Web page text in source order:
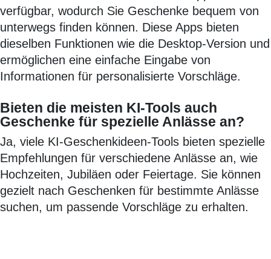
verfügbar, wodurch Sie Geschenke bequem von
unterwegs finden können. Diese Apps bieten
dieselben Funktionen wie die Desktop-Version und
ermöglichen eine einfache Eingabe von
Informationen für personalisierte Vorschläge.
Bieten die meisten KI-Tools auch
Geschenke für spezielle Anlässe an?
Ja, viele KI-Geschenkideen-Tools bieten spezielle
Empfehlungen für verschiedene Anlässe an, wie
Hochzeiten, Jubiläen oder Feiertage. Sie können
gezielt nach Geschenken für bestimmte Anlässe
suchen, um passende Vorschläge zu erhalten.